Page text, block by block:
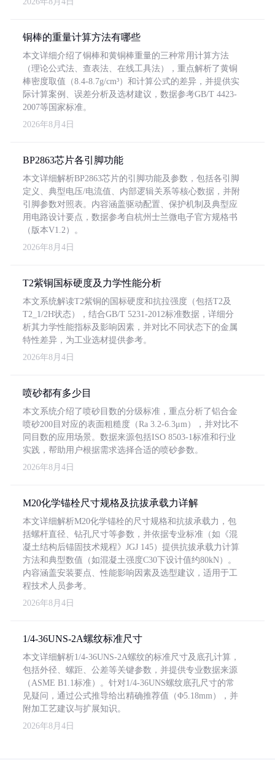
铜棒的重量计算方法有哪些
本文详细介绍了铜棒和黄铜棒重量的三种常用计算方法
（理论公式法、查表法、在线工具法），重点解析了黄铜
棒密度取值（8.4-8.7g/cm³）和计算公式的差异，并提供实
际计算案例、误差分析及选材建议，数据参考GB/T 4423-
2007等国家标准。
2026年8月4日
BP2863芯片各引脚功能
本文详细解析BP2863芯片的引脚功能及参数，包括各引脚
定义、典型电压/电流值、内部逻辑关系等核心数据，并附
引脚参数对照表。内容涵盖驱动配置、保护机制及典型应
用电路设计要点，数据参考自杭州士兰微电子官方规格书
（版本V1.2）。
2026年8月4日
T2紫铜国标硬度及力学性能分析
本文系统解读T2紫铜的国标硬度和抗拉强度（包括T2及
T2_1/2H状态），结合GB/T 5231-2012标准数据，详细分
析其力学性能指标及影响因素，并对比不同状态下的金属
特性差异，为工业选材提供参考。
2026年8月4日
喷砂都有多少目
本文系统介绍了喷砂目数的分级标准，重点分析了铝合金
喷砂200目对应的表面粗糙度（Ra 3.2-6.3μm），并对比不
同目数的应用场景。数据来源包括ISO 8503-1标准和行业
实践，帮助用户根据需求选择合适的喷砂参数。
2026年8月4日
M20化学锚栓尺寸规格及抗拔承载力详解
本文详细解析M20化学锚栓的尺寸规格和抗拔承载力，包
括螺杆直径、钻孔尺寸等参数，并依据专业标准（如《混
凝土结构后锚固技术规程》JGJ 145）提供抗拔承载力计算
方法和典型数值（如混凝土强度C30下设计值约80kN）。
内容涵盖安装要点、性能影响因素及选型建议，适用于工
程技术人员参考。
2026年8月4日
1/4-36UNS-2A螺纹标准尺寸
本文详细解析1/4-36UNS-2A螺纹的标准尺寸及底孔计算，
包括外径、螺距、公差等关键参数，并提供专业数据来源
（ASME B1.1标准）。针对1/4-36UNS螺纹底孔尺寸的常
见疑问，通过公式推导给出精确推荐值（Φ5.18mm），并
附加工艺建议与扩展知识。
2026年8月4日